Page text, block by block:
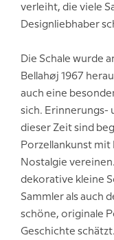
verleiht, die viele
Designliebhaber
Die Schale wurde
Bellahøj 1967
auch eine
sich. Erinnerungs-
dieser Zeit sind
Porzellankunst
Nostalgie
dekorative kleine
Sammler als auch
schöne, originale
Geschichte schätzt.